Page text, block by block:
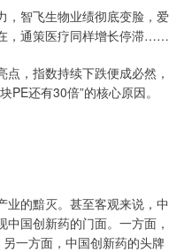
，智飞生物业绩彻底变脸，爱
，通策医疗同样增长停滞……
，指数持续下跌便成必然，
PE还有30倍”的核心原因。
业的黯灭。甚至客观来说，中
国创新药的门面。一方面，
一方面，中国创新药的头牌